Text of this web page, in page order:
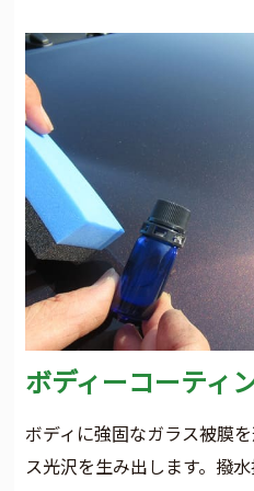
ボディーコーティ
ボディに強固なガラス被膜
ス光沢を生み出します。撥